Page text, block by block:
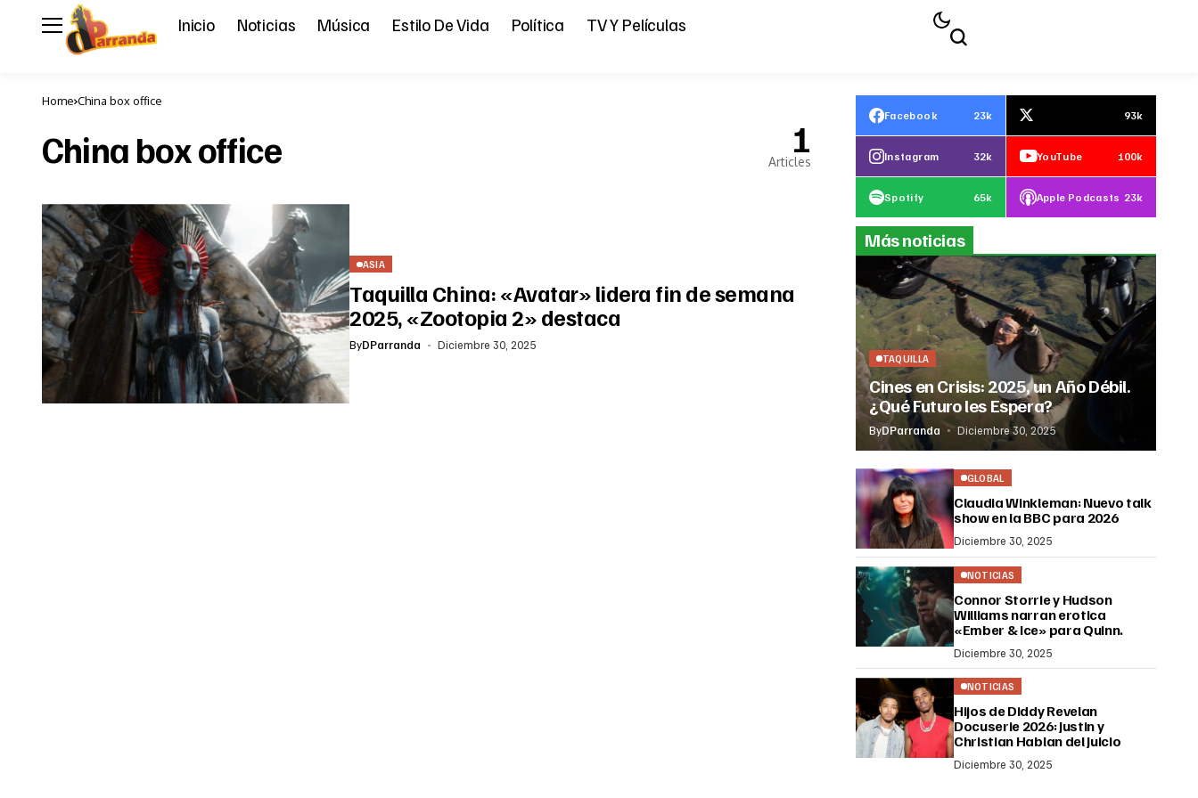
Inicio Noticias Música Estilo De Vida Política TV Y Películas
Home China box office
China box office 1
Articles
ASIA
Taquilla China: «Avatar» lidera fin de semana
2025, «Zootopia 2» destaca
ByDParranda Diciembre 30, 2025
Facebook 23k 93k
Instagram 32k YouTube 100k
Spotify 65k Apple Podcasts 23k
Más noticias
TAQUILLA
Cines en Crisis: 2025, un Año Débil.
¿Qué Futuro les Espera?
ByDParranda Diciembre 30, 2025
GLOBAL
Claudia Winkleman: Nuevo talk
show en la BBC para 2026
Diciembre 30, 2025
NOTICIAS
Connor Storrie y Hudson
Williams narran erotica
«Ember & Ice» para Quinn.
Diciembre 30, 2025
NOTICIAS
Hijos de Diddy Revelan
Docuserie 2026: Justin y
Christian Hablan del Juicio
Diciembre 30, 2025